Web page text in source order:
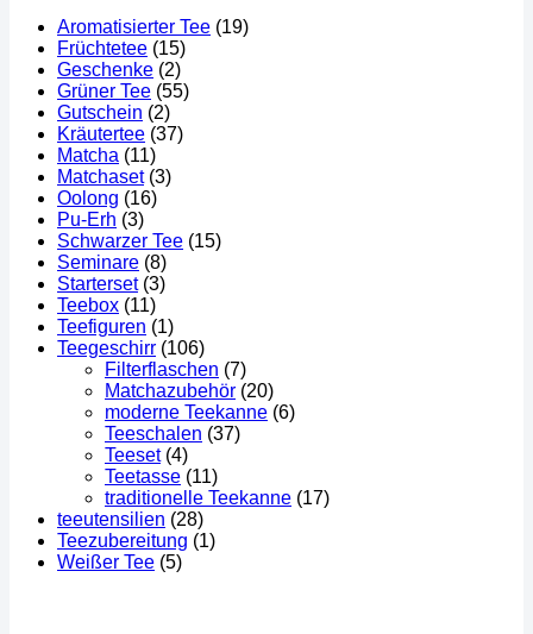
Aromatisierter Tee (19)
Früchtetee (15)
Geschenke (2)
Grüner Tee (55)
Gutschein (2)
Kräutertee (37)
Matcha (11)
Matchaset (3)
Oolong (16)
Pu-Erh (3)
Schwarzer Tee (15)
Seminare (8)
Starterset (3)
Teebox (11)
Teefiguren (1)
Teegeschirr (106)
Filterflaschen (7)
Matchazubehör (20)
moderne Teekanne (6)
Teeschalen (37)
Teeset (4)
Teetasse (11)
traditionelle Teekanne (17)
teeutensilien (28)
Teezubereitung (1)
Weißer Tee (5)